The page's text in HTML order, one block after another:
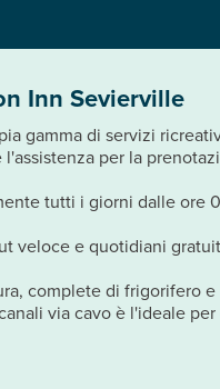
Inn Sevierville
gamma di servizi
per la
tutti i giorni dalle ore
veloce e quotidiani
complete di frigorifero
via cavo è l'ideale